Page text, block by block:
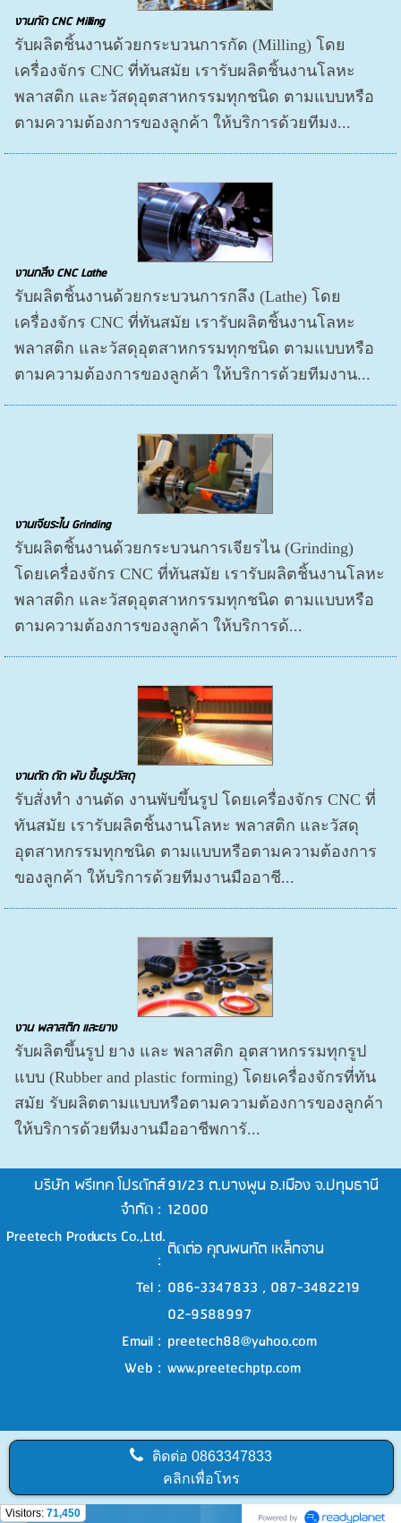
งานกัด CNC Milling
รับผลิตชิ้นงานด้วยกระบวนการกัด (Milling) โดย
เครื่องจักร CNC ที่ทันสมัย เรารับผลิตชิ้นงานโลหะ
พลาสติก และวัสดุอุตสาหกรรมทุกชนิด ตามแบบหรือ
ตามความต้องการของลูกค้า ให้บริการด้วยทีมง...
งานกลึง CNC Lathe
รับผลิตชิ้นงานด้วยกระบวนการกลึง (Lathe) โดย
เครื่องจักร CNC ที่ทันสมัย เรารับผลิตชิ้นงานโลหะ
พลาสติก และวัสดุอุตสาหกรรมทุกชนิด ตามแบบหรือ
ตามความต้องการของลูกค้า ให้บริการด้วยทีมงาน...
งานเจียระไน Grinding
รับผลิตชิ้นงานด้วยกระบวนการเจียรไน (Grinding)
โดยเครื่องจักร CNC ที่ทันสมัย เรารับผลิตชิ้นงานโลหะ
พลาสติก และวัสดุอุตสาหกรรมทุกชนิด ตามแบบหรือ
ตามความต้องการของลูกค้า ให้บริการด้...
งานตัด ดัด พับ ขึ้นรูปวัสดุ
รับสั่งทำ งานตัด งานพับขึ้นรูป โดยเครื่องจักร CNC ที่
ทันสมัย เรารับผลิตชิ้นงานโลหะ พลาสติก และวัสดุ
อุตสาหกรรมทุกชนิด ตามแบบหรือตามความต้องการ
ของลูกค้า ให้บริการด้วยทีมงานมืออาชี...
งาน พลาสติก และยาง
รับผลิตขึ้นรูป ยาง และ พลาสติก อุตสาหกรรมทุกรูป
แบบ (Rubber and plastic forming) โดยเครื่องจักรที่ทัน
สมัย รับผลิตตามแบบหรือตามความต้องการของลูกค้า
ให้บริการด้วยทีมงานมืออาชีพการั...
บริษัท พรีเทค โปรดักส์
จำกัด :
91/23 ต.บางพูน อ.เมือง จ.ปทุมธานี
12000
Preetech Products Co.,Ltd.
: ติดต่อ คุณพนทัต เหล็กจาน
Tel : 086-3347833 , 087-3482219
02-9588997
Email : preetech88@yahoo.com
Web : www.preetechptp.com
ติดต่อ0863347833
คลิกเพื่อโทร
Visitors: 71,450